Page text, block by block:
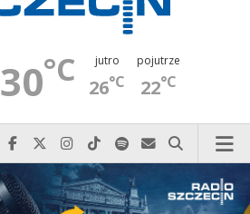
30°C jutro
26°C
pojutrze
22°C
Najlepiej po prostu do nas zadzwoń
Odwiedź nas na Facebook-u
Odwiedź nas na X
Odwiedź nas na Instagram-ie
Odwiedź nas na TikTok-u
Szukaj nas na Spotify
Wyślij do nas
Szukaj